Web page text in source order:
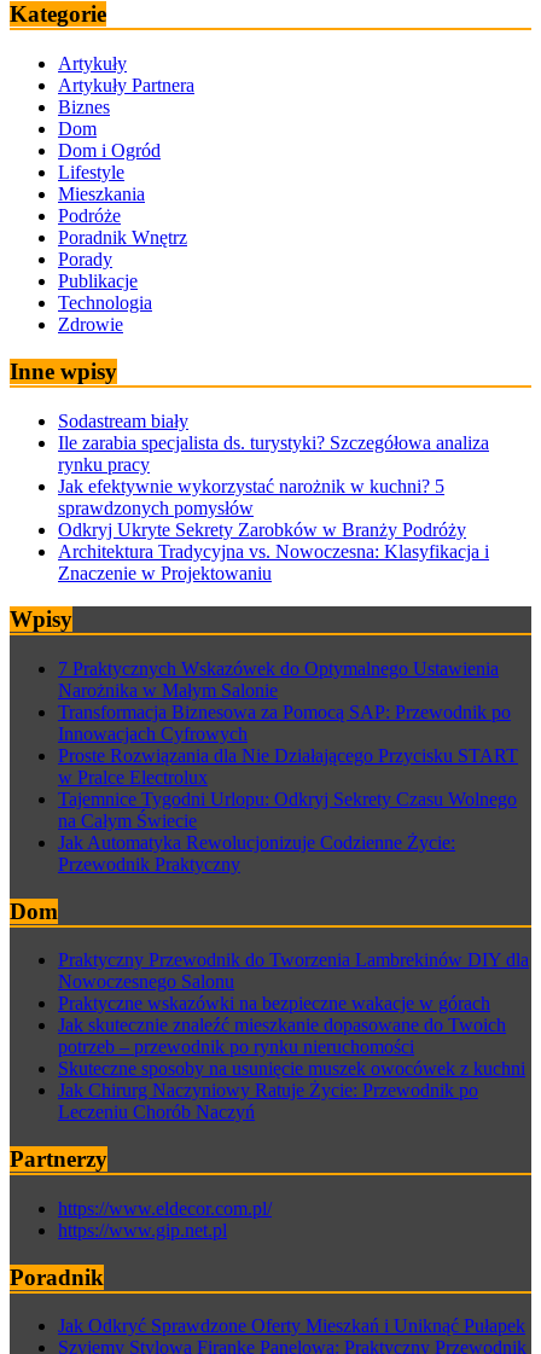
Kategorie
Artykuły
Artykuły Partnera
Biznes
Dom
Dom i Ogród
Lifestyle
Mieszkania
Podróże
Poradnik Wnętrz
Porady
Publikacje
Technologia
Zdrowie
Inne wpisy
Sodastream biały
Ile zarabia specjalista ds. turystyki? Szczegółowa analiza
rynku pracy
Jak efektywnie wykorzystać narożnik w kuchni? 5
sprawdzonych pomysłów
Odkryj Ukryte Sekrety Zarobków w Branży Podróży
Architektura Tradycyjna vs. Nowoczesna: Klasyfikacja i
Znaczenie w Projektowaniu
Wpisy
7 Praktycznych Wskazówek do Optymalnego Ustawienia
Narożnika w Małym Salonie
Transformacja Biznesowa za Pomocą SAP: Przewodnik po
Innowacjach Cyfrowych
Proste Rozwiązania dla Nie Działającego Przycisku START
w Pralce Electrolux
Tajemnice Tygodni Urlopu: Odkryj Sekrety Czasu Wolnego
na Całym Świecie
Jak Automatyka Rewolucjonizuje Codzienne Życie:
Przewodnik Praktyczny
Dom
Praktyczny Przewodnik do Tworzenia Lambrekinów DIY dla
Nowoczesnego Salonu
Praktyczne wskazówki na bezpieczne wakacje w górach
Jak skutecznie znaleźć mieszkanie dopasowane do Twoich
potrzeb – przewodnik po rynku nieruchomości
Skuteczne sposoby na usunięcie muszek owocówek z kuchni
Jak Chirurg Naczyniowy Ratuje Życie: Przewodnik po
Leczeniu Chorób Naczyń
Partnerzy
https://www.eldecor.com.pl/
https://www.gip.net.pl
Poradnik
Jak Odkryć Sprawdzone Oferty Mieszkań i Uniknąć Pułapek
Szyjemy Stylową Firankę Panelową: Praktyczny Przewodnik